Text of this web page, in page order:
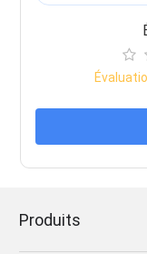
Produits